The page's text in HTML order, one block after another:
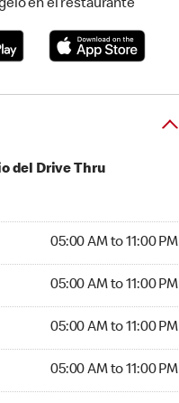
en el restaurante
del Drive Thru
05:00 AM to 11:00 PM
05:00 AM to 11:00 PM
05:00 AM to 11:00 PM
05:00 AM to 11:00 PM